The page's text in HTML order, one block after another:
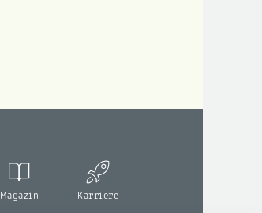
Magazin Karriere